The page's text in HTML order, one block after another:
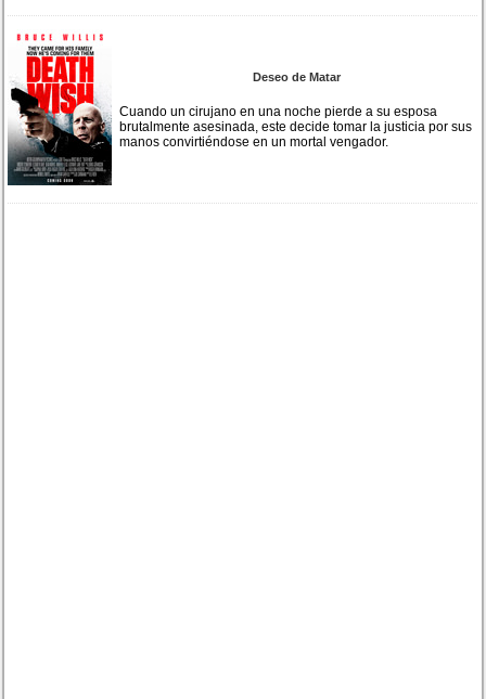
Deseo de Matar
Cuando un cirujano en una noche pierde a su esposa
brutalmente asesinada, este decide tomar la justicia por sus
manos convirtiéndose en un mortal vengador.